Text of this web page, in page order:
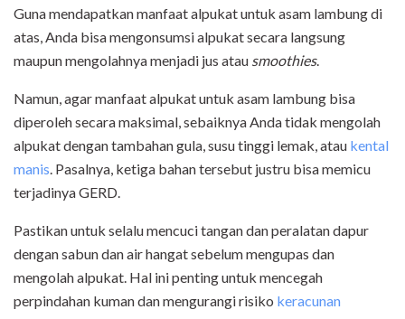
Guna mendapatkan manfaat alpukat untuk asam lambung di
atas, Anda bisa mengonsumsi alpukat secara langsung
maupun mengolahnya menjadi jus atau smoothies.
Namun, agar manfaat alpukat untuk asam lambung bisa
diperoleh secara maksimal, sebaiknya Anda tidak mengolah
alpukat dengan tambahan gula, susu tinggi lemak, atau kental
manis . Pasalnya, ketiga bahan tersebut justru bisa memicu
terjadinya GERD.
Pastikan untuk selalu mencuci tangan dan peralatan dapur
dengan sabun dan air hangat sebelum mengupas dan
mengolah alpukat. Hal ini penting untuk mencegah
perpindahan kuman dan mengurangi risiko keracunan